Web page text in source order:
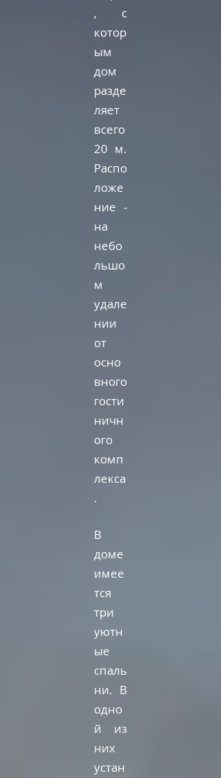
, с
котор
ым
дом
разде
ляет
всего
20 м.
Распо
ложе
ние -
на
небо
льшо
м
удале
нии
от
осно
вного
гости
ничн
ого
комп
лекса
.
В
доме
имее
тся
три
уютн
ые
спаль
ни. В
одно
й из
них
устан